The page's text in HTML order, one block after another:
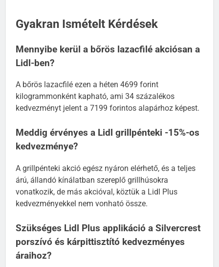
Gyakran Ismételt Kérdések
Mennyibe kerül a bőrös lazacfilé akciósan a
A bőrös lazacfilé ezen a héten 4699 forint
kilogrammonként kapható, ami 34 százalékos
Meddig érvényes a Lidl grillpénteki -15%-os
A grillpénteki akció egész nyáron elérhető, és a teljes
árú, állandó kínálatban szereplő grillhúsokra
vonatkozik, de más akcióval, köztük a Lidl Plus
Szükséges Lidl Plus applikáció a Silvercrest
porszívó és kárpittisztító kedvezményes